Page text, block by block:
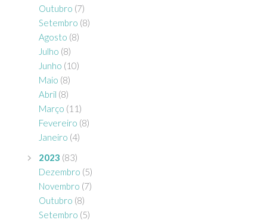
Outubro (7)
Setembro (8)
Agosto (8)
Julho (8)
Junho (10)
Maio (8)
Abril (8)
Março (11)
Fevereiro (8)
Janeiro (4)
2023 (83)
Dezembro (5)
Novembro (7)
Outubro (8)
Setembro (5)